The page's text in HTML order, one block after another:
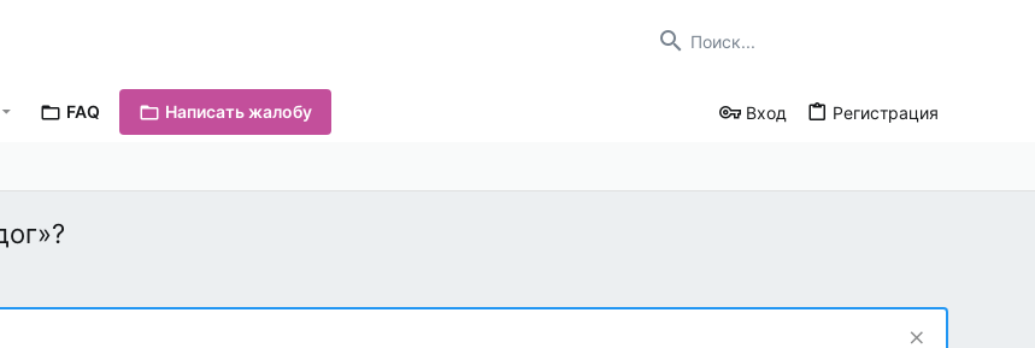
FAQ Написать жалобу Вход Регистрация